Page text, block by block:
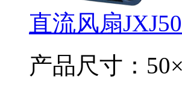
直流风扇
产品尺寸：